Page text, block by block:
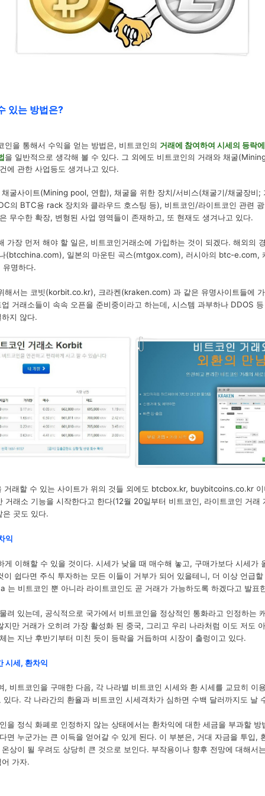
있는 방법은?
인을 통해서 수익을 얻는 방법은, 비트코인의 거래에 참여하여 시세의 등락
을 일반적으로 생각해 볼 수 있다. 그 외에도 비트코인의 거래와 채굴
에 관한 사업등도 생겨나고 있다.
굴사이트(Mining pool, 연합), 채굴을 위한 장치/서비스(채굴기/채굴장비
의 BTC용 rack 장치와 클라우드 호스팅 등), 비트코인/라이트코인 관련
무수한 확장, 변형된 사업 영역들이 존재하고, 또 현재도 생겨나고 있다.
가장 먼저 해야 할 일은, 비트코인거래소에 가입하는 것이 되겠다. 해외의
(btcchina.com), 일본의 마운틴 곡스(mtgox.com), 러시아의 btc-e.com,
명하다.
해서는 코빗(korbit.co.kr), 크라켄(kraken.com) 과 같은 유명사이트들에
거래소들이 속속 오픈을 준비중이라고 하는데, 시스템 과부하나 DDOS
지 않다.
거래할 수 있는 사이트가 위의 것들 외에도 btcbox.kr, buybitcoins.co.kr
래소 기능을 시작한다고 한다(12월 20일부터 비트코인, 라이트코인 거래
곳도 있다.
익
게 이해할 수 있을 것이다. 시세가 낮을 때 매수해 놓고, 구매가보다 시세가
이 쉽다면 주식 투자하는 모든 이들이 거부가 되어 있을테니, 더 이상 언급
는 비트코인 뿐 아니라 라이트코인도 곧 거래가 가능하도록 하겠다고 발표
려 있는데, 공식적으로 국가에서 비트코인을 정상적인 통화라고 인정하는
만 거래가 오히려 가장 활성화 된 중국, 그리고 우리 나라처럼 이도 저도
는 지난 후반기부터 미친 듯이 등락을 거듭하며 시장이 출렁이고 있다.
시세, 환차익
, 비트코인을 구매한 다음, 각 나라별 비트코인 시세와 환 시세를 교묘히 이
다. 각 나라간의 환율과 비트코인 시세격차가 심하면 수백 달러까지도 날
을 정식 화폐로 인정하지 않는 상태에서는 환차익에 대한 세금을 부과할
면 누군가는 큰 이득을 얻어갈 수 있게 된다. 이 부분은, 거대 자금을 투입,
상이 될 우려도 상당히 큰 것으로 보인다. 부작용이나 향후 전망에 대해
가자.